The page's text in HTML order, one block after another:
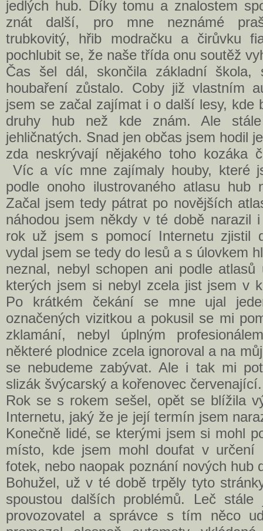
jedlých hub. Díky tomu a znalostem
znát další, pro mne neznámé
trubkovitý, hřib modračku a čirůvku
pochlubit se, že naše třída onu soutěž
Čas šel dál, skončila základní škola,
houbaření zůstalo. Coby již vlastním
jsem se začal zajímat i o další lesy, kde
druhy hub než kde znám. Ale
jehličnatých. Snad jen občas jsem hodil
zda neskrývají nějakého toho kozáka
Víc a víc mne zajímaly houby, které
podle onoho ilustrovaného atlasu hub
Začal jsem tedy pátrat po novějších
náhodou jsem někdy v té době narazil
rok už jsem s pomocí Internetu zjistil
vydal jsem se tedy do lesů a s úlovkem
neznal, nebyl schopen ani podle
kterých jsem si nebyl zcela jist jsem v
Po krátkém čekání se mne ujal
označených vizitkou a pokusil se mi
zklamání, nebyl úplným
některé plodnice zcela ignoroval a na
se nebudeme zabývat. Ale i tak mi
slizák švýcarský a kořenovec červenající.
Rok se s rokem sešel, opět se blížila
Internetu, jaký že je její termín jsem
Konečně lidé, se kterými jsem si mohl
místo, kde jsem mohl doufat v určení
fotek, nebo naopak poznání nových hub
Bohužel, už v té době trpěly tyto
spoustou dalších problémů. Leč
provozovatel a správce s tím něco